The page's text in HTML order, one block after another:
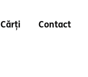
Cărți Contact